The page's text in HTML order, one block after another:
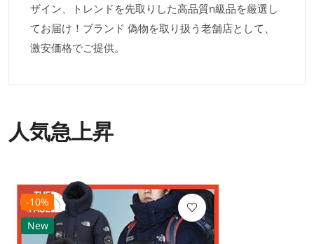
ザイン、トレンドを先取りした高品質n級品を厳選し
てお届け！ブランド 偽物を取り扱う老舗店として、
激安価格でご提供。
人気急上昇
-10%
New